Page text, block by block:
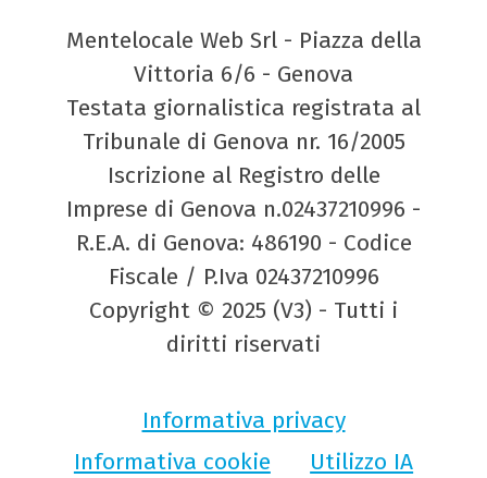
Mentelocale Web Srl - Piazza della
Vittoria 6/6 - Genova
Testata giornalistica registrata al
Tribunale di Genova nr. 16/2005
Iscrizione al Registro delle
Imprese di Genova n.02437210996 -
R.E.A. di Genova: 486190 - Codice
Fiscale / P.Iva 02437210996
Copyright © 2025 (V3) - Tutti i
diritti riservati
Informativa privacy
Informativa cookie
Utilizzo IA